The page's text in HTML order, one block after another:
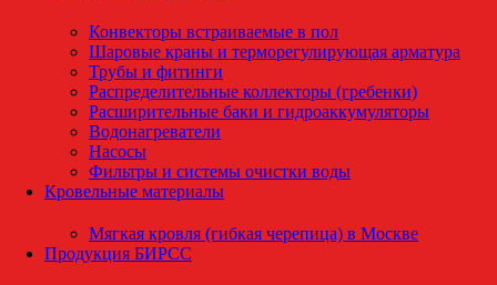
Конвекторы встраиваемые в пол
Шаровые краны и терморегулирующая арматура
Трубы и фитинги
Распределительные коллекторы (гребенки)
Расширительные баки и гидроаккумуляторы
Водонагреватели
Насосы
Фильтры и системы очистки воды
Кровельные материалы
Мягкая кровля (гибкая черепица) в Москве
Продукция БИРСС